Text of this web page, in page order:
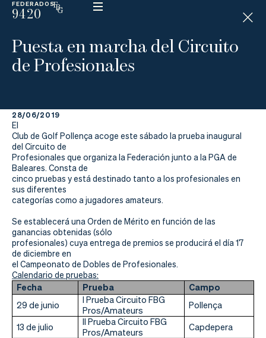
FEDERADOS
9420
ESP
N
D
C
La
Federación
Federarse
Jugar
Aprender
Actualidad
Tienda
Puesta en marcha del Circuito
de Profesionales
28/06/2019
El
Club de Golf Pollença acoge este sábado la prueba inaugural
del Circuito de
Profesionales que organiza la Federación junto a la PGA de
Baleares. Consta de
cinco pruebas y está destinado tanto a los profesionales en
sus diferentes
categorías como a jugadores amateurs.
Se establecerá una Orden de Mérito en función de las
ganancias obtenidas (sólo
profesionales) cuya entrega de premios se producirá el día 17
de diciembre en
el Campeonato de Dobles de Profesionales.
Calendario de pruebas:
Fecha Prueba
Campo
29 de junio
I Prueba Circuito FBG
Pros/Amateurs
Pollença
13 de julio
II Prueba Circuito FBG
Pros/Amateurs
Capdepera